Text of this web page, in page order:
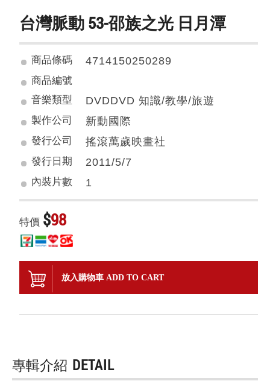
台灣脈動 53-邵族之光 日月潭
商品條碼 4714150250289
商品編號
音樂類型
DVDDVD 知識/教學/旅遊
製作公司 新動國際
發行公司 搖滾萬歲映畫社
發行日期 2011/5/7
內裝片數 1
特價 $98
放入購物車 ADD TO CART
專輯介紹 DETAIL